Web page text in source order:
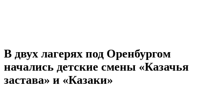
В двух лагерях под Оренбургом
начались детские смены «Казачья
застава» и «Казаки»